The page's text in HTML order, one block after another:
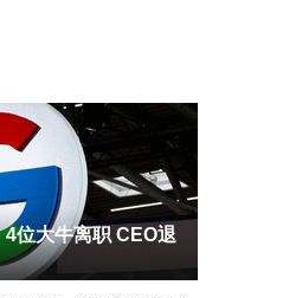
位大牛离职 CEO退